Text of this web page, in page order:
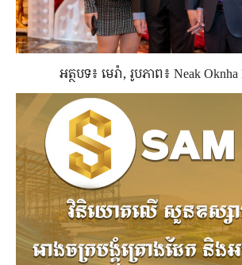
អត្ថបទ៖ មេរ៉ា, រូបភាព៖ Neak